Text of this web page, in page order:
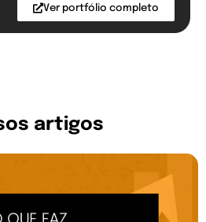
Ver portfólio completo
artigos